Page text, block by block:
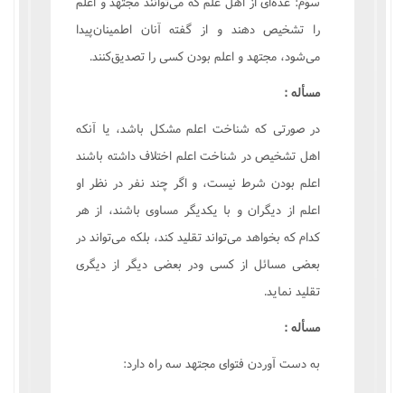
را تشخيص دهند و از گفته آنان اطمينان‌پيدا
مى‌شود، مجتهد و اعلم بودن کسى را تصديق‌کنند.
مسأله :
در صورتى که شناخت اعلم مشکل باشد، يا آنکه
اهل تشخيص در شناخت اعلم اختلاف داشته باشند
اعلم بودن شرط نيست، و اگر چند نفر در نظر او
اعلم از ديگران و با يکديگر مساوى باشند، از هر
کدام که بخواهد مى‌تواند تقليد کند، بلکه مى‌تواند در
بعضى مسائل از کسى ودر بعضى ديگر از ديگرى
تقليد نمايد.
مسأله :
به دست آوردن فتواى مجتهد سه راه دارد: